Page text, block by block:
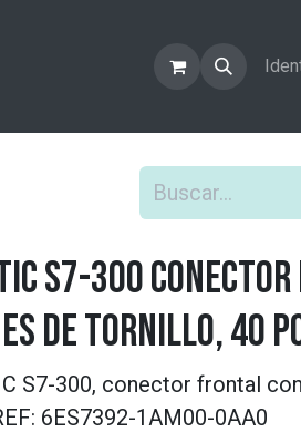
Cursos
S7-300
de tornillo, 40
S7-300, conector frontal
6ES7392-1AM00-0AA0